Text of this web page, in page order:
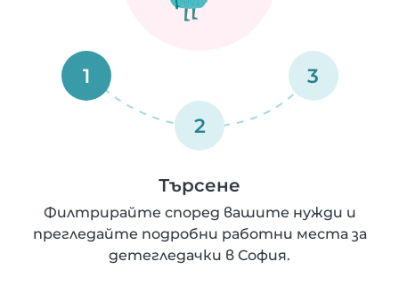
1
2
3
Търсене
Филтрирайте според вашите нужди и
прегледайте подробни работни места за
детегледачки в София.